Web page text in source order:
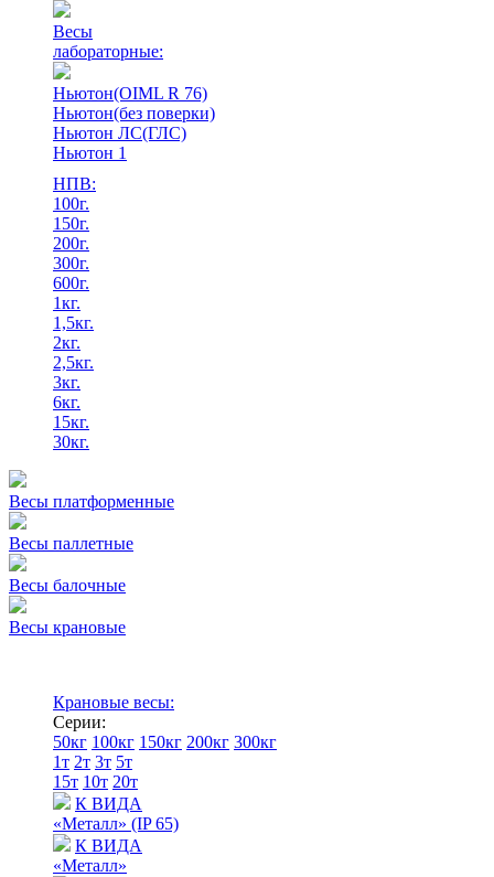
Весы
лабораторные:
Ньютон(OIML R 76)
Ньютон(без поверки)
Ньютон ЛС(ГЛС)
Ньютон 1
НПВ:
100г.
150г.
200г.
300г.
600г.
1кг.
1,5кг.
2кг.
2,5кг.
3кг.
6кг.
15кг.
30кг.
Весы платформенные
Весы паллетные
Весы балочные
Весы крановые
Крановые весы:
Серии:
50кг 100кг 150кг 200кг 300кг
1т 2т 3т 5т
15т 10т 20т
К ВИДА
«Металл» (IP 65)
К ВИДА
«Металл»